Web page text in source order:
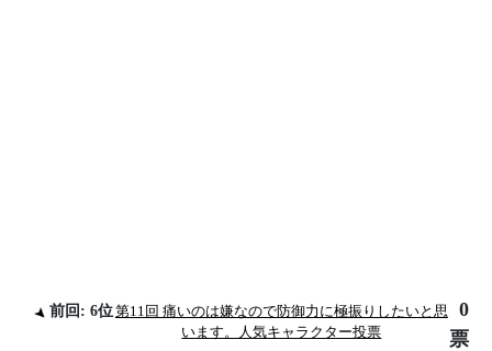
前回: 6位第11回 痛いのは嫌なので防御力に極振りしたいと思
います。人気キャラクター投票
0
票